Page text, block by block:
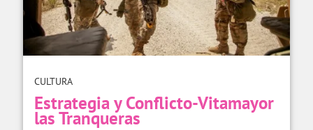
CULTURA
Estrategia y Conflicto-Vitamayor
las Tranqueras